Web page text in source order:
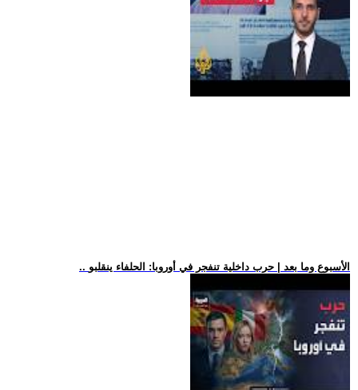
.. الأسبوع وما بعد | حرب داخلية تنفجر في أوروبا: الحلفاء ينقلبو